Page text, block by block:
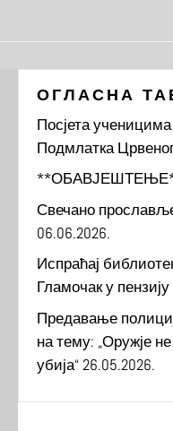
ОГЛАСНА
Посјета
Подмлатка
Свечано
06.06.2026.
Испраћај
Гламочак у пензију
Предавање
на тему: „Оружје
убија“26.05.2026.